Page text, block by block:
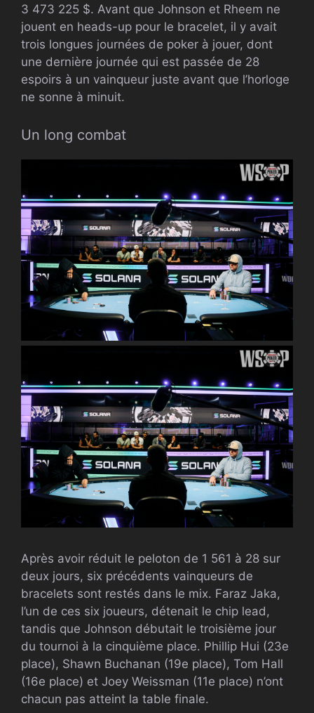
3 473 225 $. Avant que Johnson et Rheem ne
jouent en heads-up pour le bracelet, il y avait
trois longues journées de poker à jouer, dont
une dernière journée qui est passée de 28
espoirs à un vainqueur juste avant que l’horloge
ne sonne à minuit.
Un long combat
Après avoir réduit le peloton de 1 561 à 28 sur
deux jours, six précédents vainqueurs de
bracelets sont restés dans le mix. Faraz Jaka,
l’un de ces six joueurs, détenait le chip lead,
tandis que Johnson débutait le troisième jour
du tournoi à la cinquième place. Phillip Hui (23e
place), Shawn Buchanan (19e place), Tom Hall
(16e place) et Joey Weissman (11e place) n’ont
chacun pas atteint la table finale.